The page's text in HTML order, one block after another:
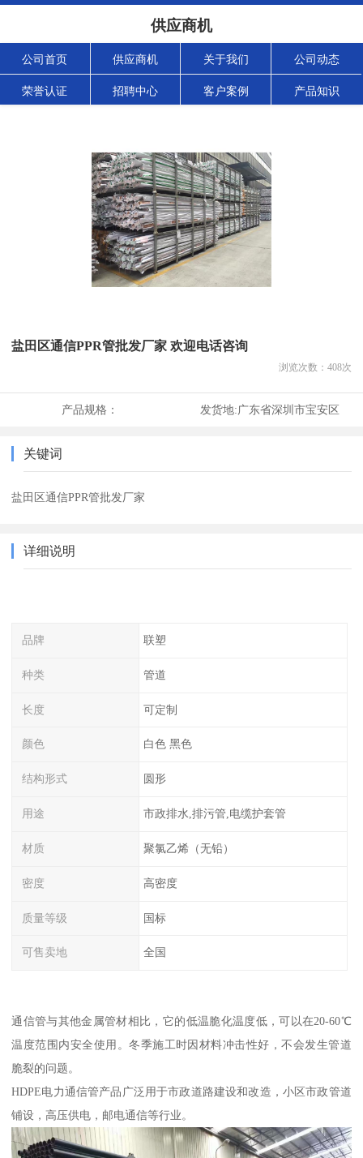
供应商机
公司首页 供应商机 关于我们 公司动态
荣誉认证 招聘中心 客户案例 产品知识
盐田区通信PPR管批发厂家 欢迎电话咨询
浏览次数： 408次
产品规格： 发货地:广东省深圳市宝安区
关键词
盐田区通信PPR管批发厂家
详细说明
品牌 联塑
种类 管道
长度 可定制
颜色 白色 黑色
结构形式 圆形
用途 市政排水,排污管,电缆护套管
材质 聚氯乙烯（无铅）
密度 高密度
质量等级 国标
可售卖地 全国
通信管与其他金属管材相比，它的低温脆化温度低，可以在20-60℃
温度范围内安全使用。冬季施工时因材料冲击性好，不会发生管道
脆裂的问题。
HDPE电力通信管产品广泛用于市政道路建设和改造，小区市政管道
铺设，高压供电，邮电通信等行业。